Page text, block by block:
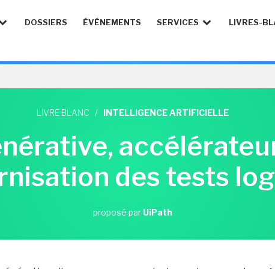
DOSSIERS ÉVÉNEMENTS SERVICES LIVRES-
LIVRE BLANC / INTELLIGENCE ARTIFICIELLE
des tests
proposé par UiPath